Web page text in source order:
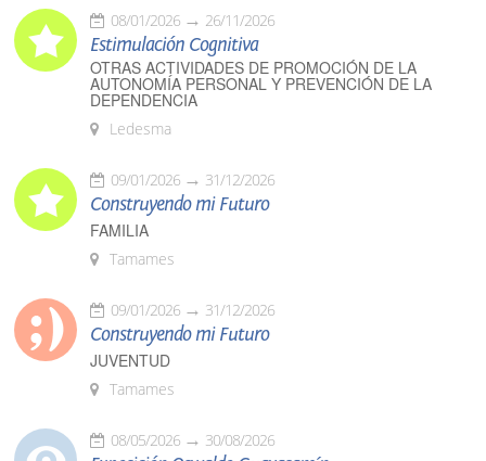
08/01/2026 26/11/2026
Estimulación Cognitiva
OTRAS ACTIVIDADES DE PROMOCIÓN DE LA
AUTONOMÍA PERSONAL Y PREVENCIÓN DE LA
DEPENDENCIA
Ledesma
09/01/2026 31/12/2026
Construyendo mi Futuro
FAMILIA
Tamames
09/01/2026 31/12/2026
Construyendo mi Futuro
JUVENTUD
Tamames
08/05/2026 30/08/2026